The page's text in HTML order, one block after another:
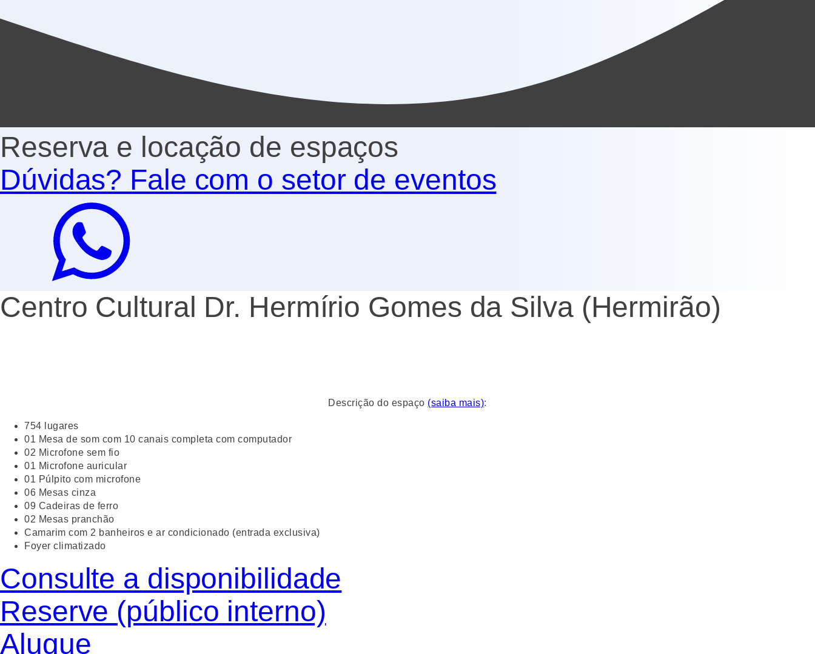
Reserva e locação de espaços
Dúvidas? Fale com o setor de eventos
Centro Cultural Dr. Hermírio Gomes da Silva (Hermirão)
Descrição do espaço (saiba mais):
754 lugares
01 Mesa de som com 10 canais completa com computador
02 Microfone sem fio
01 Microfone auricular
01 Púlpito com microfone
06 Mesas cinza
09 Cadeiras de ferro
02 Mesas pranchão
Camarim com 2 banheiros e ar condicionado (entrada exclusiva)
Foyer climatizado
Consulte a disponibilidade
Reserve (público interno)
Alugue